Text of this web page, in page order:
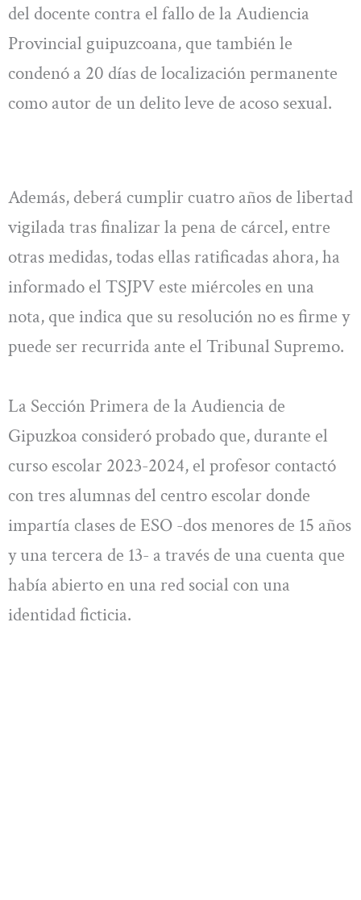
del docente contra el fallo de la Audiencia
Provincial guipuzcoana, que también le
condenó a 20 días de localización permanente
como autor de un delito leve de acoso sexual.
Además, deberá cumplir cuatro años de libertad
vigilada tras finalizar la pena de cárcel, entre
otras medidas, todas ellas ratificadas ahora, ha
informado el TSJPV este miércoles en una
nota, que indica que su resolución no es firme y
puede ser recurrida ante el Tribunal Supremo.
La Sección Primera de la Audiencia de
Gipuzkoa consideró probado que, durante el
curso escolar 2023-2024, el profesor contactó
con tres alumnas del centro escolar donde
impartía clases de ESO -dos menores de 15 años
y una tercera de 13- a través de una cuenta que
había abierto en una red social con una
identidad ficticia.